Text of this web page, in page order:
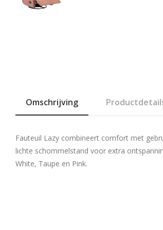
Omschrijving
Fauteuil Lazy combineert comfort met
lichte schommelstand voor extra
White, Taupe en Pink.